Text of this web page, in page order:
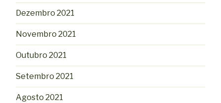
Dezembro 2021
Novembro 2021
Outubro 2021
Setembro 2021
Agosto 2021